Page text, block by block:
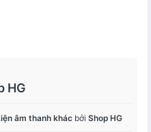
HG
âm thanh khác bởi Shop HG